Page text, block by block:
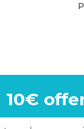
10€